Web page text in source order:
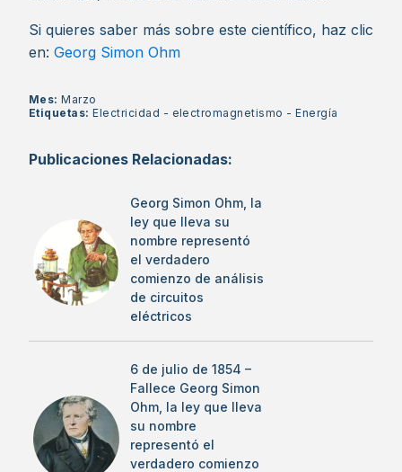
Si quieres saber más sobre este científico, haz clic
en: Georg Simon Ohm
Mes:Marzo
Etiquetas:Electricidad - electromagnetismo -Energía
Publicaciones Relacionadas:
Georg Simon Ohm, la
ley que lleva su
nombre representó
el verdadero
comienzo de análisis
de circuitos
eléctricos
6 de julio de 1854 –
Fallece Georg Simon
Ohm, la ley que lleva
su nombre
representó el
verdadero comienzo